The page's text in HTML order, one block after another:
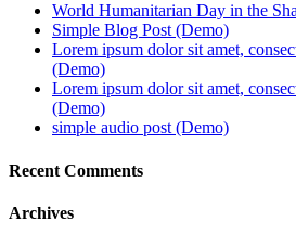
World Humanitarian Day in the
Simple Blog Post (Demo)
Lorem ipsum dolor sit amet,
(Demo)
Lorem ipsum dolor sit amet,
(Demo)
simple audio post (Demo)
Recent Comments
Archives